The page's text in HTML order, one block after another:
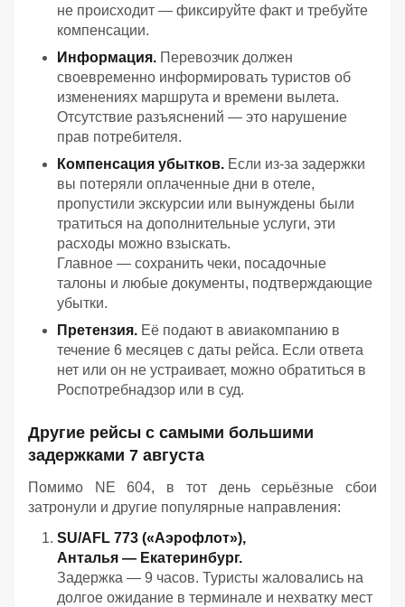
не происходит — фиксируйте факт и требуйте
компенсации.
Информация. Перевозчик должен
своевременно информировать туристов об
изменениях маршрута и времени вылета.
Отсутствие разъяснений — это нарушение
прав потребителя.
Компенсация убытков. Если из‑за задержки
вы потеряли оплаченные дни в отеле,
пропустили экскурсии или вынуждены были
тратиться на дополнительные услуги, эти
расходы можно взыскать.
Главное — сохранить чеки, посадочные
талоны и любые документы, подтверждающие
убытки.
Претензия. Её подают в авиакомпанию в
течение 6 месяцев с даты рейса. Если ответа
нет или он не устраивает, можно обратиться в
Роспотребнадзор или в суд.
Другие рейсы с самыми большими
задержками 7 августа
Помимо NE 604, в тот день серьёзные сбои
затронули и другие популярные направления:
SU/AFL 773 («Аэрофлот»),
Анталья — Екатеринбург.
Задержка — 9 часов. Туристы жаловались на
долгое ожидание в терминале и нехватку мест